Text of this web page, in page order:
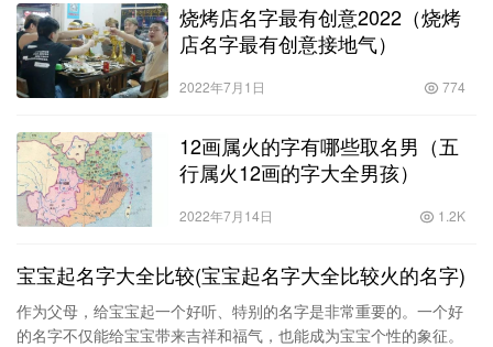
烧烤店名字最有创意2022（烧烤
店名字最有创意接地气）
2022年7月1日 774
12画属火的字有哪些取名男（五
行属火12画的字大全男孩）
2022年7月14日 1.2K
宝宝起名字大全比较(宝宝起名字大全比较火的名字)
作为父母，给宝宝起一个好听、特别的名字是非常重要的。一个好
的名字不仅能给宝宝带来吉祥和福气，也能成为宝宝个性的象征。